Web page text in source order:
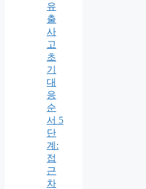
유
출
사
고
초
기
대
응
순
서 5
단
계:
접
근
차